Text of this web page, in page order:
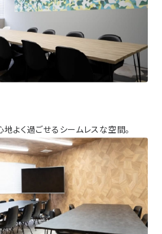
よく過ごせるシームレスな空間。